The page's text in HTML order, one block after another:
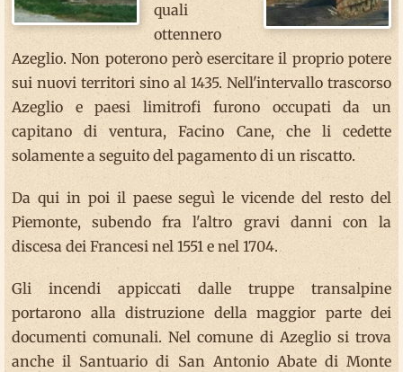
quali
ottennero
Azeglio. Non poterono però esercitare il proprio potere
sui nuovi territori sino al 1435. Nell'intervallo trascorso
Azeglio e paesi limitrofi furono occupati da un
capitano di ventura, Facino Cane, che li cedette
solamente a seguito del pagamento di un riscatto.
Da qui in poi il paese seguì le vicende del resto del
Piemonte, subendo fra l'altro gravi danni con la
discesa dei Francesi nel 1551 e nel 1704.
Gli incendi appiccati dalle truppe transalpine
portarono alla distruzione della maggior parte dei
documenti comunali. Nel comune di Azeglio si trova
anche il Santuario di San Antonio Abate di Monte